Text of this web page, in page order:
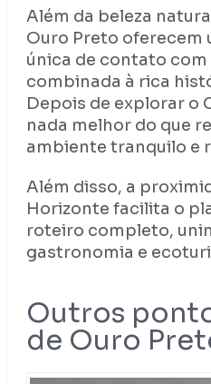
Além da beleza
Ouro Preto oferecem
única de contato com
combinada à rica
Depois de explorar o
nada melhor do que
ambiente tranquilo e
Além disso, a
Horizonte facilita o
roteiro completo,
gastronomia e
Outros
de Ouro